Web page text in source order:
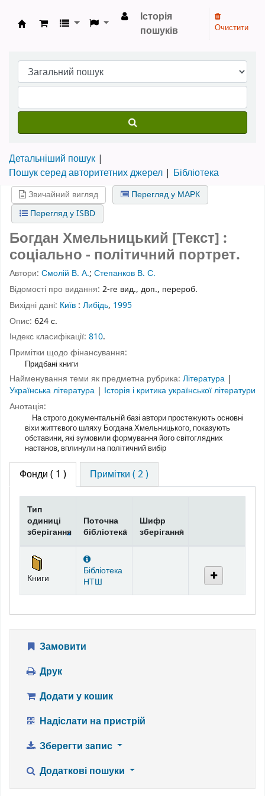
Бібліотека НТШ › Електронний каталог
Історія
пошуків
Очистити
Детальніший пошук
Пошук серед авторитетних джерел
Бібліотека
Звичайний вигляд
Перегляд у МАРК
Перегляд у ISBD
Богдан Хмельницький [Текст] :
соціально - політичний портрет.
Автори: Смолій В. А.; Степанков В. С.
Відомості про видання: 2-ге вид., доп., перероб.
Вихідні дані: Київ : Либідь, 1995
Опис: 624 с.
Індекс класифікації: 810.
Примітки щодо фінансування:
Придбані книги
Найменування теми як предметна рубрика: Література |
Українська література | Історія і критика української літератури
Анотація:
На строго документальній базі автори простежують основні
віхи життєвого шляху Богдана Хмельницького, показують
обставини, які зумовили формування його світоглядних
настанов, вплинули на політичний вибір
Фонди ( 1 ) Примітки ( 2 )
Тип
одиниці
зберігання
Поточна
бібліотека
Шифр
зберігання
Книги
Бібліотека
НТШ
Замовити
Друк
Додати у кошик
Надіслати на пристрій
Зберегти запис
Додаткові пошуки